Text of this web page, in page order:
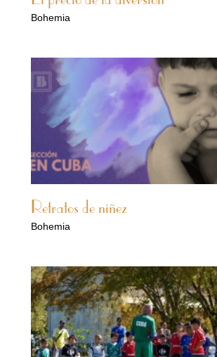
Bohemia
Retratos de niñez
Bohemia